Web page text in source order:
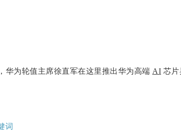
华为轮值主席徐直军在这里推出华为高端 AI 芯片